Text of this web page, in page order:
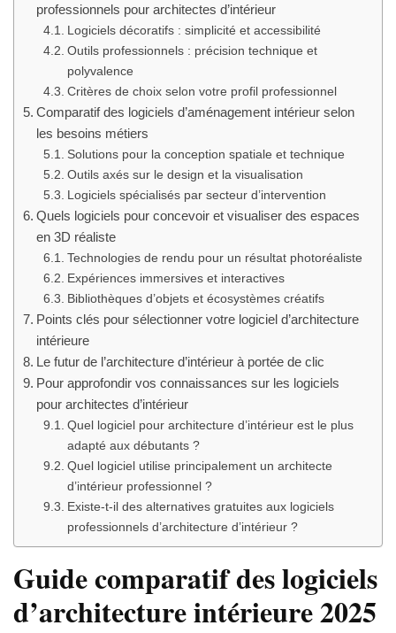
professionnels pour architectes d’intérieur
Logiciels décoratifs : simplicité et accessibilité
Outils professionnels : précision technique et
polyvalence
Critères de choix selon votre profil professionnel
Comparatif des logiciels d’aménagement intérieur selon
les besoins métiers
Solutions pour la conception spatiale et technique
Outils axés sur le design et la visualisation
Logiciels spécialisés par secteur d’intervention
Quels logiciels pour concevoir et visualiser des espaces
en 3D réaliste
Technologies de rendu pour un résultat photoréaliste
Expériences immersives et interactives
Bibliothèques d’objets et écosystèmes créatifs
Points clés pour sélectionner votre logiciel d’architecture
intérieure
Le futur de l’architecture d’intérieur à portée de clic
Pour approfondir vos connaissances sur les logiciels
pour architectes d’intérieur
Quel logiciel pour architecture d’intérieur est le plus
adapté aux débutants ?
Quel logiciel utilise principalement un architecte
d’intérieur professionnel ?
Existe-t-il des alternatives gratuites aux logiciels
professionnels d’architecture d’intérieur ?
Guide comparatif des logiciels
d’architecture intérieure 2025